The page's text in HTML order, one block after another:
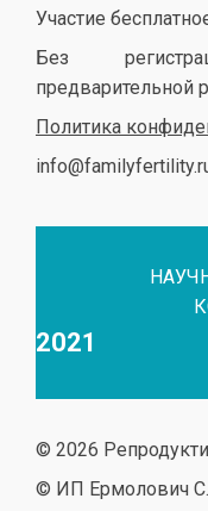
Участие
Без
предварительной
Политика
2021
© 2026
© ИП Ермолович